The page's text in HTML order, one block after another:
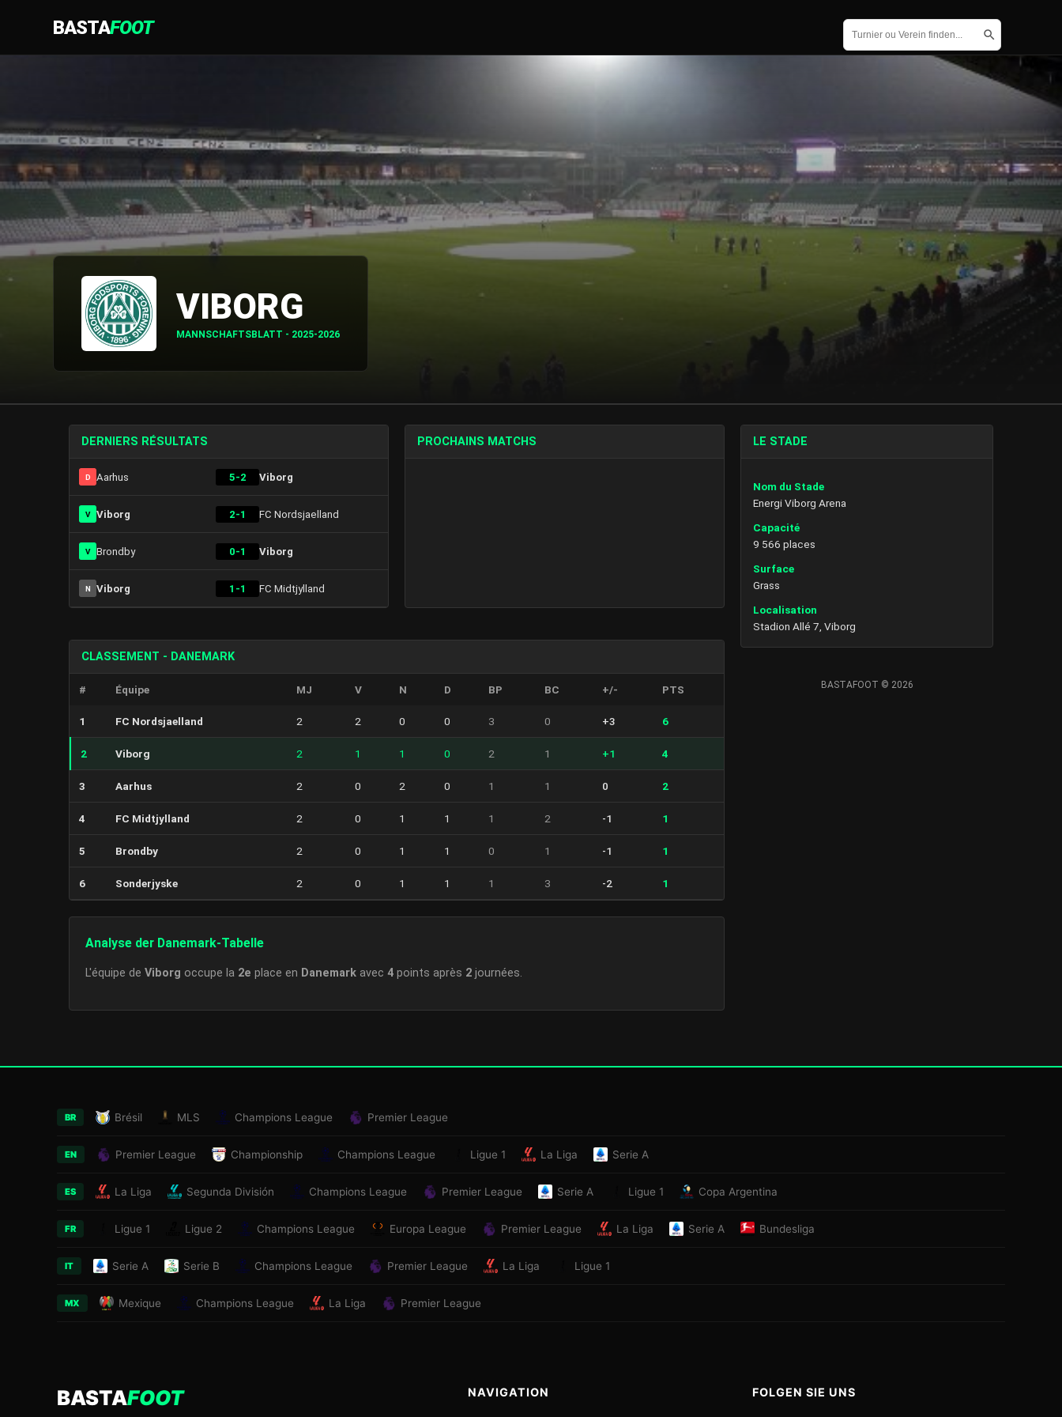
BASTAFOOT
VIBORG
MANNSCHAFTSBLATT - 2025-2026
DERNIERS RÉSULTATS
D Aarhus 5-2 Viborg
V Viborg 2-1 FC Nordsjaelland
V Brondby 0-1 Viborg
N Viborg 1-1 FC Midtjylland
PROCHAINS MATCHS
CLASSEMENT - DANEMARK
# Équipe MJ V N D BP BC +/- PTS
1 FC Nordsjaelland 2 2 0 0 3 0 +3 6
2 Viborg 2 1 1 0 2 1 +1 4
3 Aarhus 2 0 2 0 1 1 0 2
4 FC Midtjylland 2 0 1 1 1 2 -1 1
5 Brondby 2 0 1 1 0 1 -1 1
6 Sonderjyske 2 0 1 1 1 3 -2 1
Analyse der Danemark-Tabelle
L'équipe de Viborg occupe la 2e place en Danemark avec 4 points après 2 journées.
LE STADE
Nom du Stade
Energi Viborg Arena
Capacité
9 566 places
Surface
Grass
Localisation
Stadion Allé 7, Viborg
BASTAFOOT © 2026
BR Brésil MLS Champions League Premier League
EN Premier League Championship Champions League Ligue 1 La Liga Serie A
ES La Liga Segunda División Champions League Premier League Serie A Ligue 1 Copa Argentina
FR Ligue 1 Ligue 2 Champions League Europa League Premier League La Liga Serie A Bundesliga
IT Serie A Serie B Champions League Premier League La Liga Ligue 1
MX Mexique Champions League La Liga Premier League
BASTAFOOT NAVIGATION FOLGEN SIE UNS